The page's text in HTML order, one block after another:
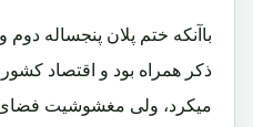
باآنکه ختم پلان پنجساله
ذکر همراه بود و اقتصاد
میکرد، ولی مغشوشیت